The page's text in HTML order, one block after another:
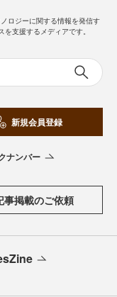
ロジーに関する情報を発信す
支援するメディアです。
新規会員登録
ナンバー
事掲載のご依頼